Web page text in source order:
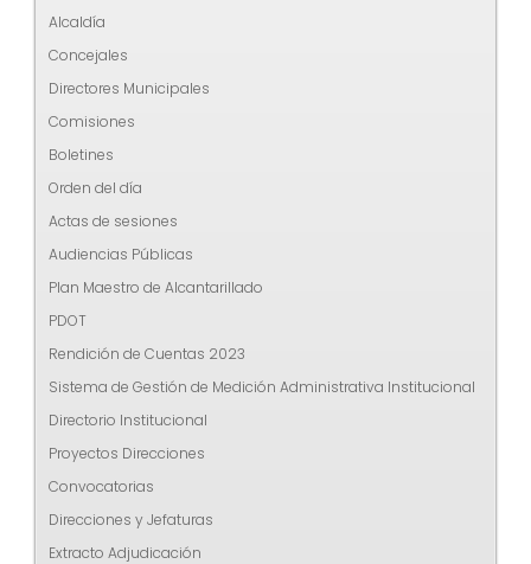
Alcaldía
Concejales
Directores Municipales
Comisiones
Boletines
Orden del día
Actas de sesiones
Audiencias Públicas
Plan Maestro de Alcantarillado
PDOT
Rendición de Cuentas 2023
Sistema de Gestión de Medición Administrativa Institucional
Directorio Institucional
Proyectos Direcciones
Convocatorias
Direcciones y Jefaturas
Extracto Adjudicación